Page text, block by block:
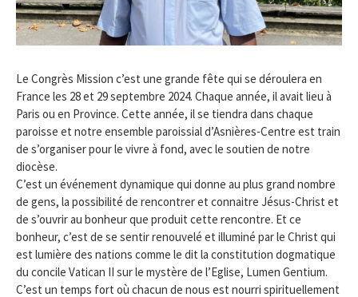
Le Congrès Mission c’est une grande fête qui se déroulera en
France les 28 et 29 septembre 2024. Chaque année, il avait lieu à
Paris ou en Province. Cette année, il se tiendra dans chaque
paroisse et notre ensemble paroissial d’Asnières-Centre est train
de s’organiser pour le vivre à fond, avec le soutien de notre
diocèse.
C’est un événement dynamique qui donne au plus grand nombre
de gens, la possibilité de rencontrer et connaitre Jésus-Christ et
de s’ouvrir au bonheur que produit cette rencontre. Et ce
bonheur, c’est de se sentir renouvelé et illuminé par le Christ qui
est lumière des nations comme le dit la constitution dogmatique
du concile Vatican II sur le mystère de l’Eglise, Lumen Gentium.
C’est un temps fort où chacun de nous est nourri spirituellement